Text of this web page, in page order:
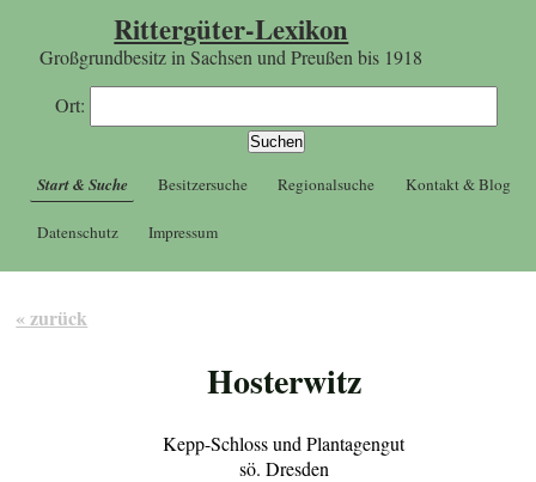
Rittergüter-Lexikon
Großgrundbesitz in Sachsen und Preußen bis 1918
Ort:
Start & Suche Besitzersuche Regionalsuche Kontakt & Blog
Datenschutz Impressum
« zurück
Hosterwitz
Kepp-Schloss und Plantagengut
sö. Dresden